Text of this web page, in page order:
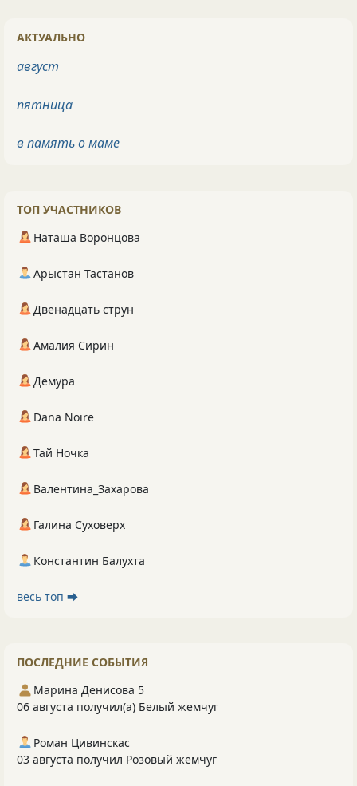
АКТУАЛЬНО
август
пятница
в память о маме
ТОП УЧАСТНИКОВ
Наташа Воронцова
Арыстан Тастанов
Двенадцать струн
Амалия Сирин
Демура
Dana Noire
Тай Ночка
Валентина_Захарова
Галина Суховерх
Константин Балухта
весь топ ⮕
ПОСЛЕДНИЕ СОБЫТИЯ
Марина Денисова 5
06 августа получил(а) Белый жемчуг
Роман Цивинскас
03 августа получил Розовый жемчуг